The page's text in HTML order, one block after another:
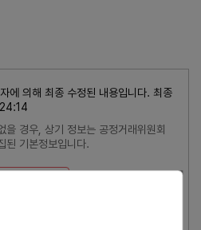
에 의해 최종 수정된 내용입니다. 최종
을 경우, 상기 정보는 공정거래위원회
된 기본정보입니다.
담당자이신가요?